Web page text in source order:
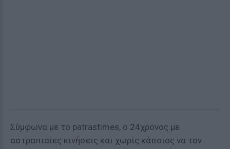
Σύμφωνα με το patrastimes, ο 24χρονος με
αστραπιαίες κινήσεις και χωρίς κάποιος να τον